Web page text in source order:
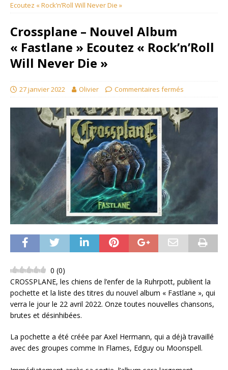
Ecoutez « Rock’n’Roll Will Never Die »
Crossplane – Nouvel Album
« Fastlane » Ecoutez « Rock’n’Roll
Will Never Die »
27 janvier 2022 Olivier Commentaires fermés
0 (0)
CROSSPLANE, les chiens de l’enfer de la Ruhrpott, publient la
pochette et la liste des titres du nouvel album « Fastlane », qui
verra le jour le 22 avril 2022. Onze toutes nouvelles chansons,
brutes et désinhibées.
La pochette a été créée par Axel Hermann, qui a déjà travaillé
avec des groupes comme In Flames, Edguy ou Moonspell.